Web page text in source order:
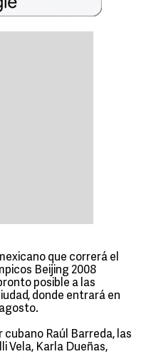
que correrá el
Beijing 2008
posible a las
donde entrará en
Raúl Barreda, las
Vela, Karla Dueñas,